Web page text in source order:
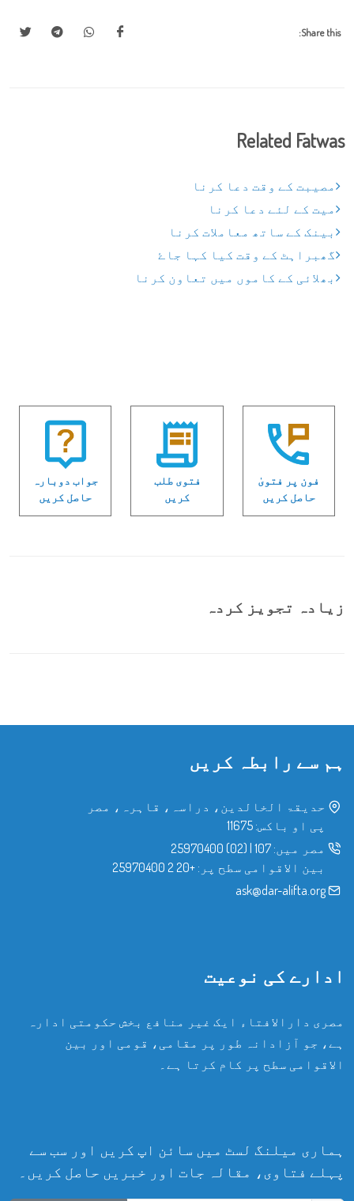
Share this:
Related Fatwas
مصیبت کے وقت دعا کرنا
میت کے لئے دعا کرنا
بینک کے ساتھ معاملات کرنا
گھبراہٹ کے وقت کیا کہا جاۓ
بھلائی کے کاموں میں تعاون کرنا
فون پر فتویٰ
حاصل کریں
فتوی طلب
کریں
جواب دوبارہ
حاصل کریں
زیادہ تجویز کردہ
ہم سے رابطہ کریں
حدیقۃ الخالدین، دراسہ، قاہرہ، مصر
پی او باکس: 11675
مصر میں: 107
|
(02) 25970400
بین الاقوامی سطح پر: +20 2 25970400
ask@dar-alifta.org
ادارے کی نوعیت
مصری دارالافتاء ایک غیر منافع بخش حکومتی ادارہ
ہے، جو آزادانہ طور پر مقامی، قومی اور بین
الاقوامی سطح پر کام کرتا ہے۔
ہماری میلنگ لسٹ میں سائن اپ کریں اور سب سے
پہلے فتاوی، مقالہ جات اور خبریں حاصل کریں۔